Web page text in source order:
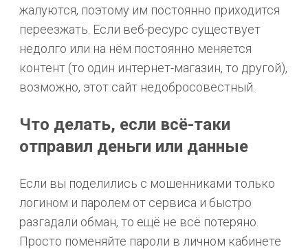
жалуются, поэтому им постоянно приходится
переезжать. Если веб-ресурс существует
недолго или на нём постоянно меняется
контент (то один интернет-магазин, то другой),
возможно, этот сайт недобросовестный.
Что делать, если всё-таки
отправил деньги или данные
Если вы поделились с мошенниками только
логином и паролем от сервиса и быстро
разгадали обман, то ещё не всё потеряно.
Просто поменяйте пароли в личном кабинете